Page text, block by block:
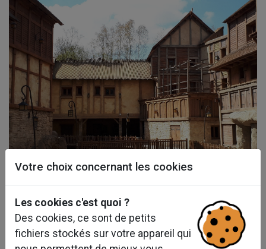
Votre choix concernant les cookies
Les cookies c'est quoi ?
Des cookies, ce sont de petits
fichiers stockés sur votre appareil qui